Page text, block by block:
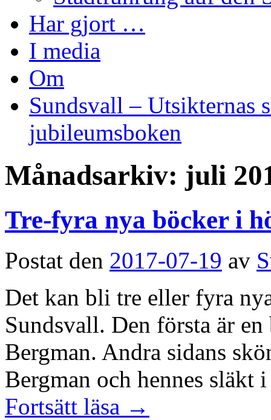
Har gjort …
I media
Om
Sundsvall – Utsikternas
jubileumsboken
Månadsarkiv: juli
Tre-fyra nya böcker i
Postat den 2017-07-19 av
Det kan bli tre eller fyra
Sundsvall. Den första är
Bergman. Andra sidans
Bergman och hennes
Fortsätt läsa →